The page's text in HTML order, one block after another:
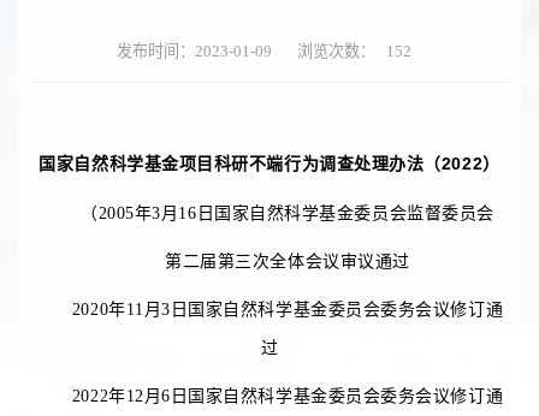
发布时间：2023-01-09 浏览次数： 152
国家自然科学基金项目科研不端行为调查处理办法（2022）
（2005年3月16日国家自然科学基金委员会监督委员会
第二届第三次全体会议审议通过
2020年11月3日国家自然科学基金委员会委务会议修订通
过
2022年12月6日国家自然科学基金委员会委务会议修订通